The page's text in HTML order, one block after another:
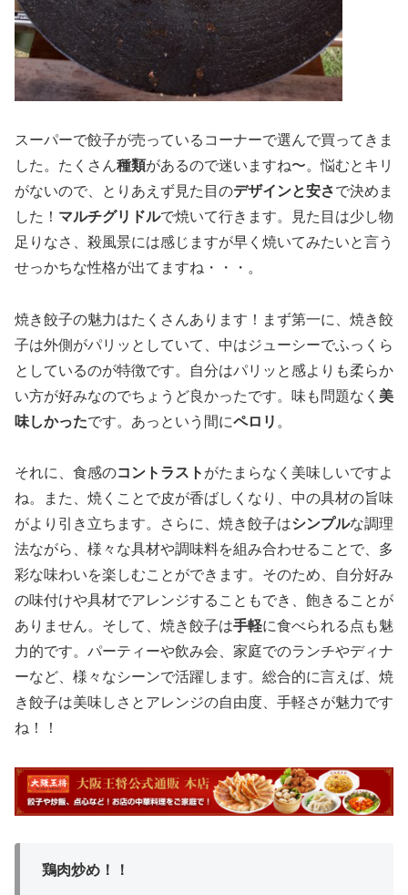
スーパーで餃子が売っているコーナーで選んで買ってきま
した。たくさん種類があるので迷いますね〜。悩むとキリ
がないので、とりあえず見た目のデザインと安さで決めま
した！ マルチグリドルで焼いて行きます。見た目は少し物
足りなさ、殺風景には感じますが早く焼いてみたいと言う
せっかちな性格が出てますね・・・。
焼き餃子の魅力はたくさんあります！まず第一に、焼き餃
子は外側がパリッとしていて、中はジューシーでふっくら
としているのが特徴です。自分はパリッと感よりも柔らか
い方が好みなのでちょうど良かったです。味も問題なく 美
味しかったです。あっという間にペロリ 。
それに、食感のコントラスト がたまらなく美味しいですよ
ね。また、焼くことで皮が香ばしくなり、中の具材の旨味
がより引き立ちます。さらに、焼き餃子はシンプルな調理
法ながら、様々な具材や調味料を組み合わせることで、多
彩な味わいを楽しむことができます。そのため、自分好み
の味付けや具材でアレンジすることもでき、飽きることが
ありません。そして、焼き餃子は手軽に食べられる点も魅
力的です。パーティーや飲み会、家庭でのランチやディナ
ーなど、様々なシーンで活躍します。総合的に言えば、焼
き餃子は美味しさとアレンジの自由度、手軽さが魅力です
ね！！
鶏肉炒め！！